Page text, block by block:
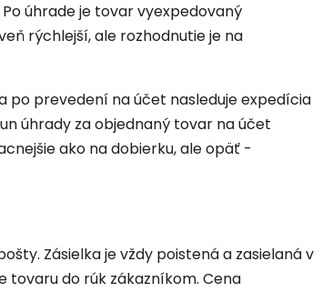
úhrade je tovar vyexpedovaný
rýchlejší, ale rozhodnutie je na
prevedení na účet nasleduje expedícia
úhrady za objednaný tovar na účet
ako na dobierku, ale opäť -
Zásielka je vždy poistená a zasielaná v
tovaru do rúk zákazníkom. Cena